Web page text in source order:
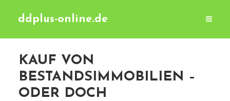
ddplus-online.de
KAUF VON
BESTANDSIMMOBILIEN –
ODER DOCH